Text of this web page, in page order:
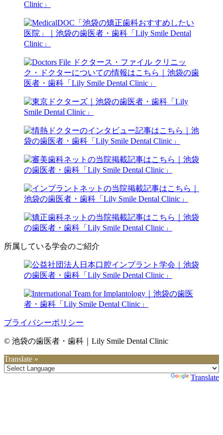
所属している学会のご紹介
プライバシーポリシー
© 池袋の歯医者・歯科｜Lily Smile Dental Clinic
Translate »
Translate